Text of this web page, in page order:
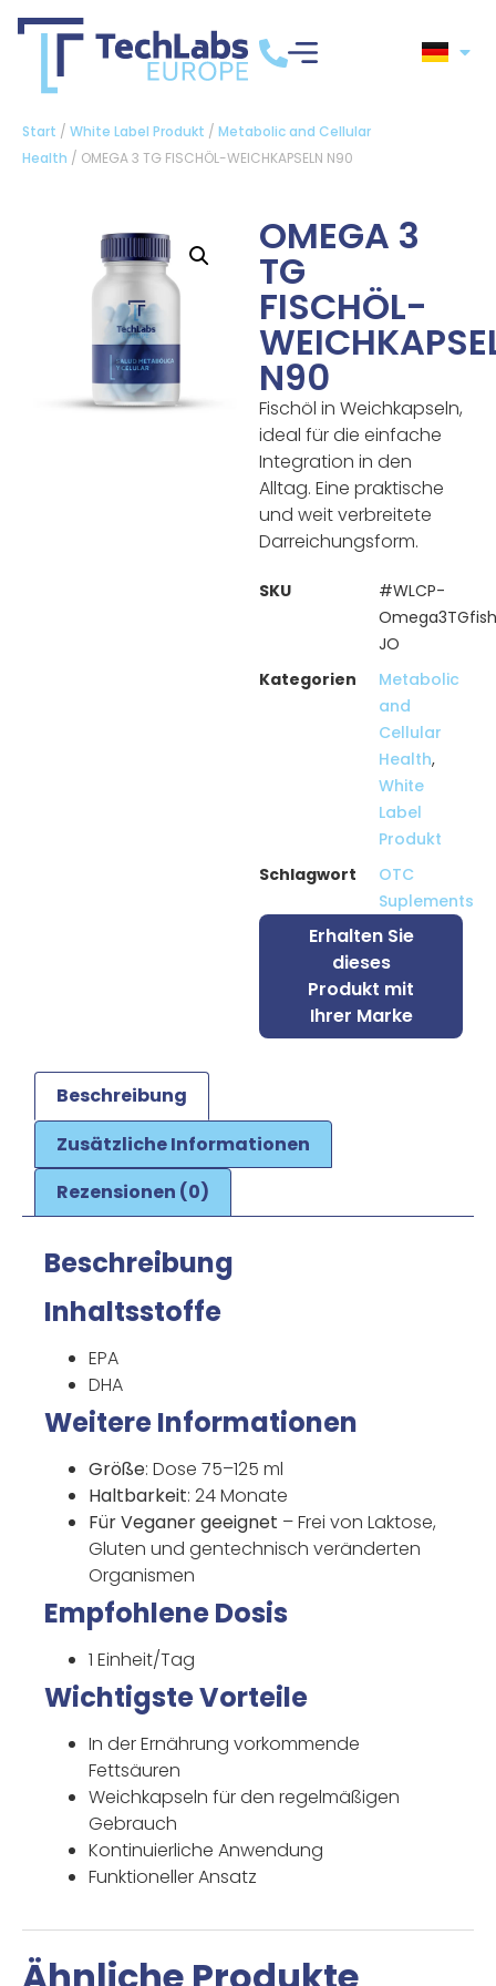
Start / White Label Produkt / Metabolic and Cellular
Health / OMEGA 3 TG FISCHÖL-WEICHKAPSELN N90
OMEGA 3
TG
FISCHÖL-
N90
Fischöl in Weichkapseln,
ideal für die einfache
Integration in den
Alltag. Eine praktische
und weit verbreitete
Darreichungsform.
SKU
#WLCP-
JO
Kategorien
Metabolic
and
Cellular
Health,
White
Label
Produkt
Schlagwort
OTC
Suplements
Erhalten Sie
dieses
Produkt mit
Ihrer Marke
Beschreibung
Zusätzliche Informationen
Rezensionen (0)
Beschreibung
Inhaltsstoffe
EPA
DHA
Weitere Informationen
Größe: Dose 75–125 ml
Haltbarkeit: 24 Monate
Für Veganer geeignet – Frei von Laktose,
Gluten und gentechnisch veränderten
Organismen
Empfohlene Dosis
1 Einheit/Tag
Wichtigste Vorteile
In der Ernährung vorkommende
Fettsäuren
Weichkapseln für den regelmäßigen
Gebrauch
Kontinuierliche Anwendung
Funktioneller Ansatz